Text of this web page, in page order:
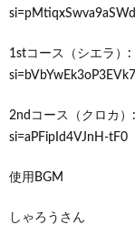
1stコース（シエラ）
2ndコース（クロカ
si=aPFipId4VJnH-tF0
使用BGM
しゃろうさん